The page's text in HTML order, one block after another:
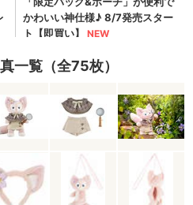
一覧（全75枚）